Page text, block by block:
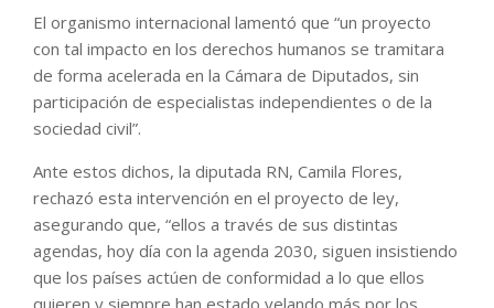
El organismo internacional lamentó que “un proyecto
con tal impacto en los derechos humanos se tramitara
de forma acelerada en la Cámara de Diputados, sin
participación de especialistas independientes o de la
sociedad civil”.
Ante estos dichos, la diputada RN, Camila Flores,
rechazó esta intervención en el proyecto de ley,
asegurando que, “ellos a través de sus distintas
agendas, hoy día con la agenda 2030, siguen insistiendo
que los países actúen de conformidad a lo que ellos